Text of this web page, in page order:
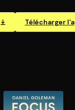
Télécharger